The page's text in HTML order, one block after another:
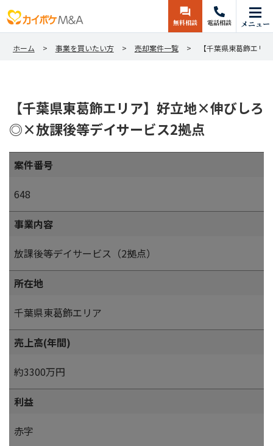
無料相談 電話相談 メニュー
ホーム 事業を買いたい方 売却案件一覧 【千葉県東葛飾エ
【千葉県東葛飾エリア】好立地×伸びしろ
◎×放課後等デイサービス2拠点
案件番号
648
事業内容
放課後等デイサービス（2拠点）
所在地
千葉県東葛飾エリア
売上高(年間)
約3300万円
利益
赤字